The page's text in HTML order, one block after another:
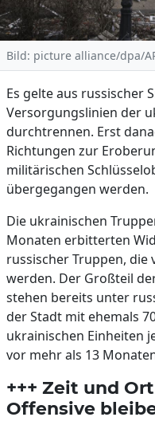
Bild: picture alliance/dpa/
Es gelte aus russischer
Versorgungslinien der
durchtrennen. Erst
Richtungen zur
militärischen
übergegangen werden.
Die ukrainischen
Monaten erbitterten
russischer Truppen,
werden. Der Großteil
stehen bereits unter
der Stadt mit ehemals
ukrainischen Einheiten
vor mehr als 13
+++ Zeit und
Offensive